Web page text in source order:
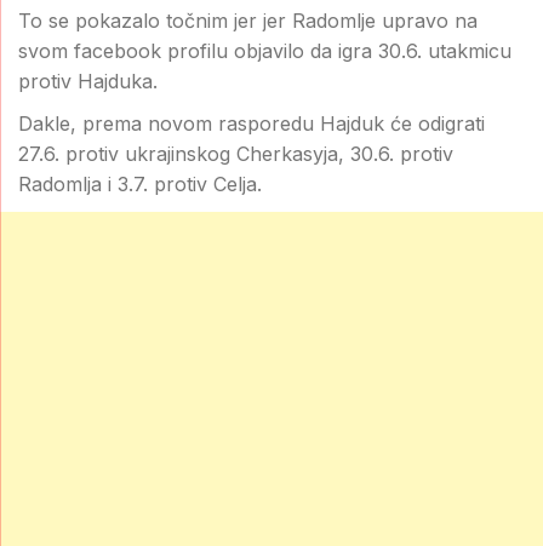
To se pokazalo točnim jer jer Radomlje upravo na
svom facebook profilu objavilo da igra 30.6. utakmicu
protiv Hajduka.
Dakle, prema novom rasporedu Hajduk će odigrati
27.6. protiv ukrajinskog Cherkasyja, 30.6. protiv
Radomlja i 3.7. protiv Celja.